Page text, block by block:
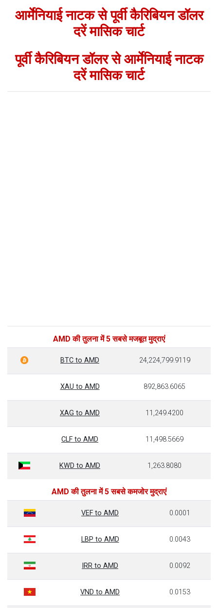
आर्मेनियाई नाटक से पूर्वी कैरिबियन डॉलर
दरें मासिक चार्ट
पूर्वी कैरिबियन डॉलर से आर्मेनियाई नाटक
दरें मासिक चार्ट
AMD की तुलना में 5 सबसे मजबूत मुद्राएं
BTC to AMD 24,224,799.9119
XAU to AMD 892,863.6065
XAG to AMD 11,249.4200
CLF to AMD 11,498.5669
KWD to AMD 1,263.8080
AMD की तुलना में 5 सबसे कमजोर मुद्राएं
VEF to AMD 0.0001
LBP to AMD 0.0043
IRR to AMD 0.0092
VND to AMD 0.0153